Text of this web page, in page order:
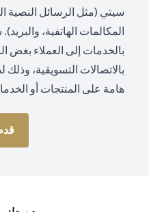
سيتي (مثل الرسائل النصية
المكالمات الهاتفية،
بالخدمات إلى العملاء بغض
بالاتصالات التسويقية، وذلك
هامة على المنتجات أو